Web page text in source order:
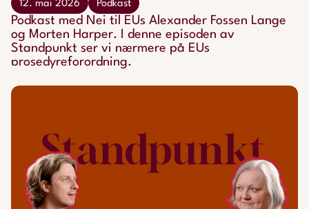
12. mai 2026 Podkast
Podkast med Nei til EUs Alexander Fossen Lange
og Morten Harper. I denne episoden av
Standpunkt ser vi nærmere på EUs
prosedyreforordning.